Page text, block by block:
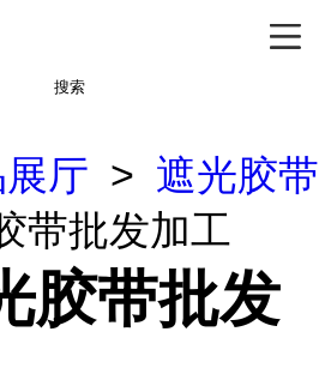
搜索
厅 > 遮光胶带
带批发加工
胶带批发